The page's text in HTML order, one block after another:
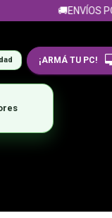
🚚ENVÍOS
¡ARMÁ TU PC!